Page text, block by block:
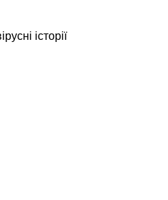
історії